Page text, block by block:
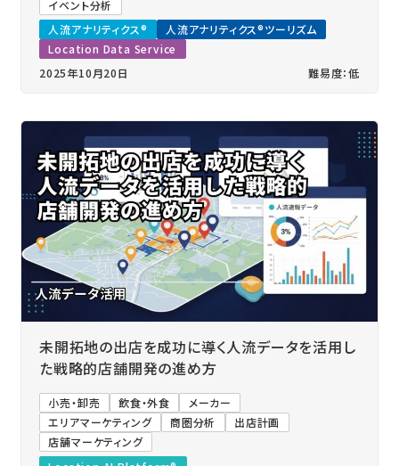
イベント分析
人流アナリティクス®
人流アナリティクス®ツーリズム
Location Data Service
2025年10月20日
難易度：低
未開拓地の出店を成功に導く人流データを活用し
た戦略的店舗開発の進め方
小売・卸売 飲食・外食
メーカー
エリアマーケティング
商圏分析
出店計画
店舗マーケティング